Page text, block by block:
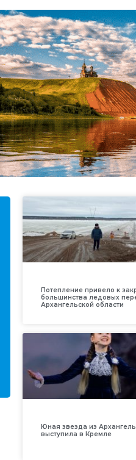
Потепление привело к
большинства ледовых
Архангельской области
Юная звезда из
выступила в Кремле